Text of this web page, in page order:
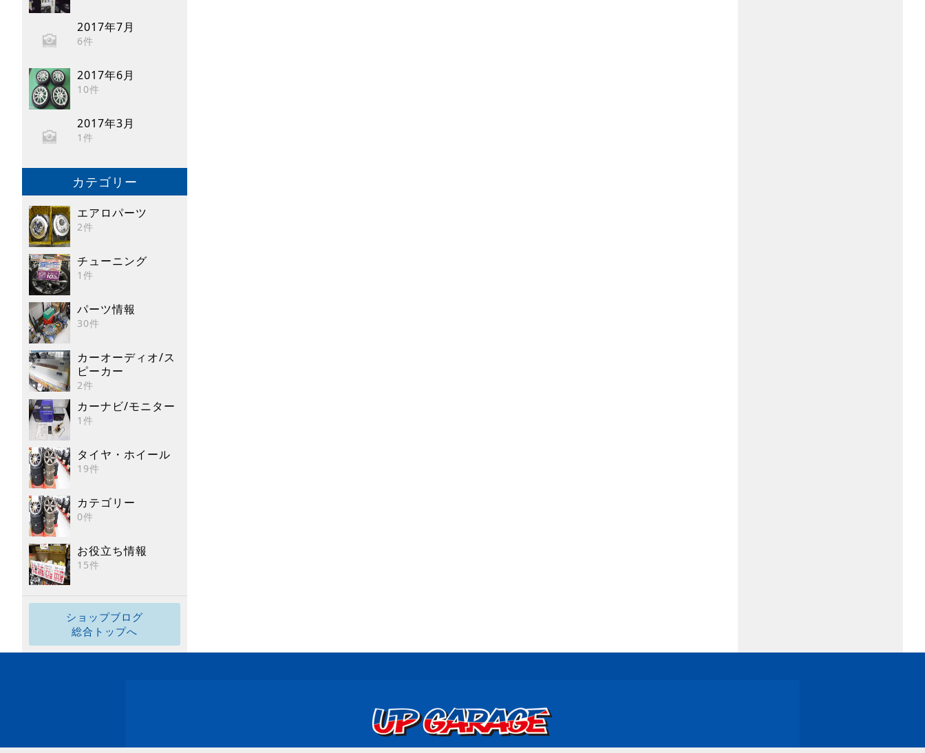
2017年7月
6件
2017年6月
10件
2017年3月
1件
カテゴリー
エアロパーツ
2件
チューニング
1件
パーツ情報
30件
カーオーディオ/ス
ピーカー
2件
カーナビ/モニター
1件
タイヤ・ホイール
19件
カテゴリー
0件
お役立ち情報
15件
ショップブログ
総合トップへ